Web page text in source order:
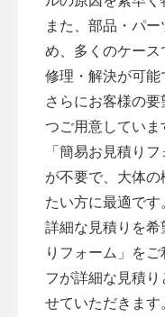
また、部品・パ
め、多くのケー
修理・解決が可能
さらにお客様の
つご用意していま
「簡易お見積りフ
が不要で、大体
たい方に最適です。
詳細な見積りを
りフォーム 」を
フが詳細な見積
せていただきます。